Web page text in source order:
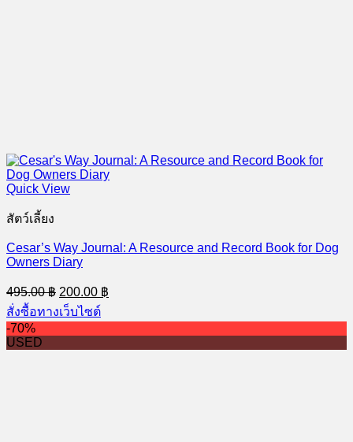
Quick View
สัตว์เลี้ยง
Cesar’s Way Journal: A Resource and Record Book for Dog
Owners Diary
495.00฿ Original
price
was:
495.00 ฿.
200.00 ฿
price
200.00 ฿.
สั่งซื้อทางเว็บไซต์
-70%
USED